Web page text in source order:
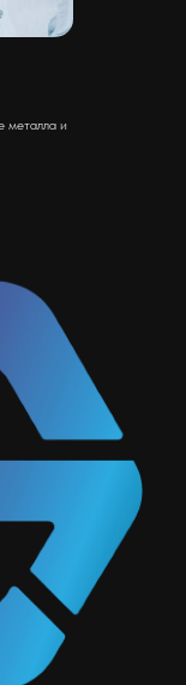
металла и